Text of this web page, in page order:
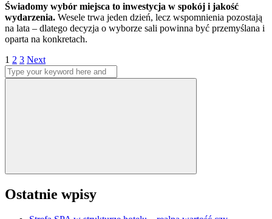
Świadomy wybór miejsca to inwestycja w spokój i jakość
wydarzenia. Wesele trwa jeden dzień, lecz wspomnienia pozostają
na lata – dlatego decyzja o wyborze sali powinna być przemyślana i
oparta na konkretach.
Stronicowanie
wpisów
Page
1 Page
2 Page
3 Next
Search
for:
Ostatnie wpisy